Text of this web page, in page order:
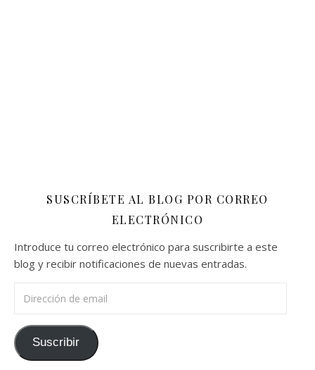
SUSCRÍBETE AL BLOG POR CORREO
ELECTRÓNICO
Introduce tu correo electrónico para suscribirte a este
blog y recibir notificaciones de nuevas entradas.
Suscribir